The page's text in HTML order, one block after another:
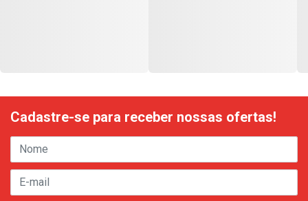
Cadastre-se para receber nossas ofertas!